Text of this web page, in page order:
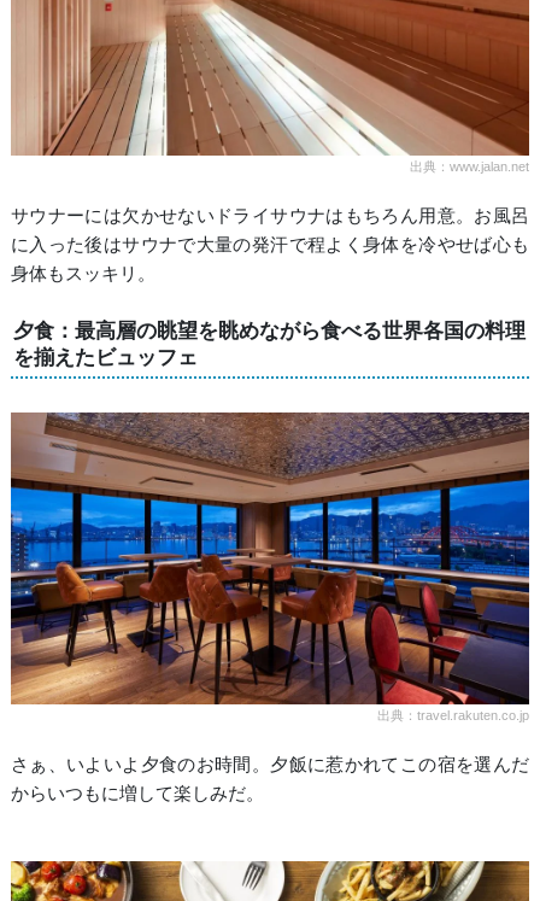
出典：www.jalan.net
サウナーには欠かせないドライサウナはもちろん用意。お風呂
に入った後はサウナで大量の発汗で程よく身体を冷やせば心も
身体もスッキリ。
夕食：最高層の眺望を眺めながら食べる世界各国の料理
を揃えたビュッフェ
出典：travel.rakuten.co.jp
さぁ、いよいよ夕食のお時間。夕飯に惹かれてこの宿を選んだ
からいつもに増して楽しみだ。